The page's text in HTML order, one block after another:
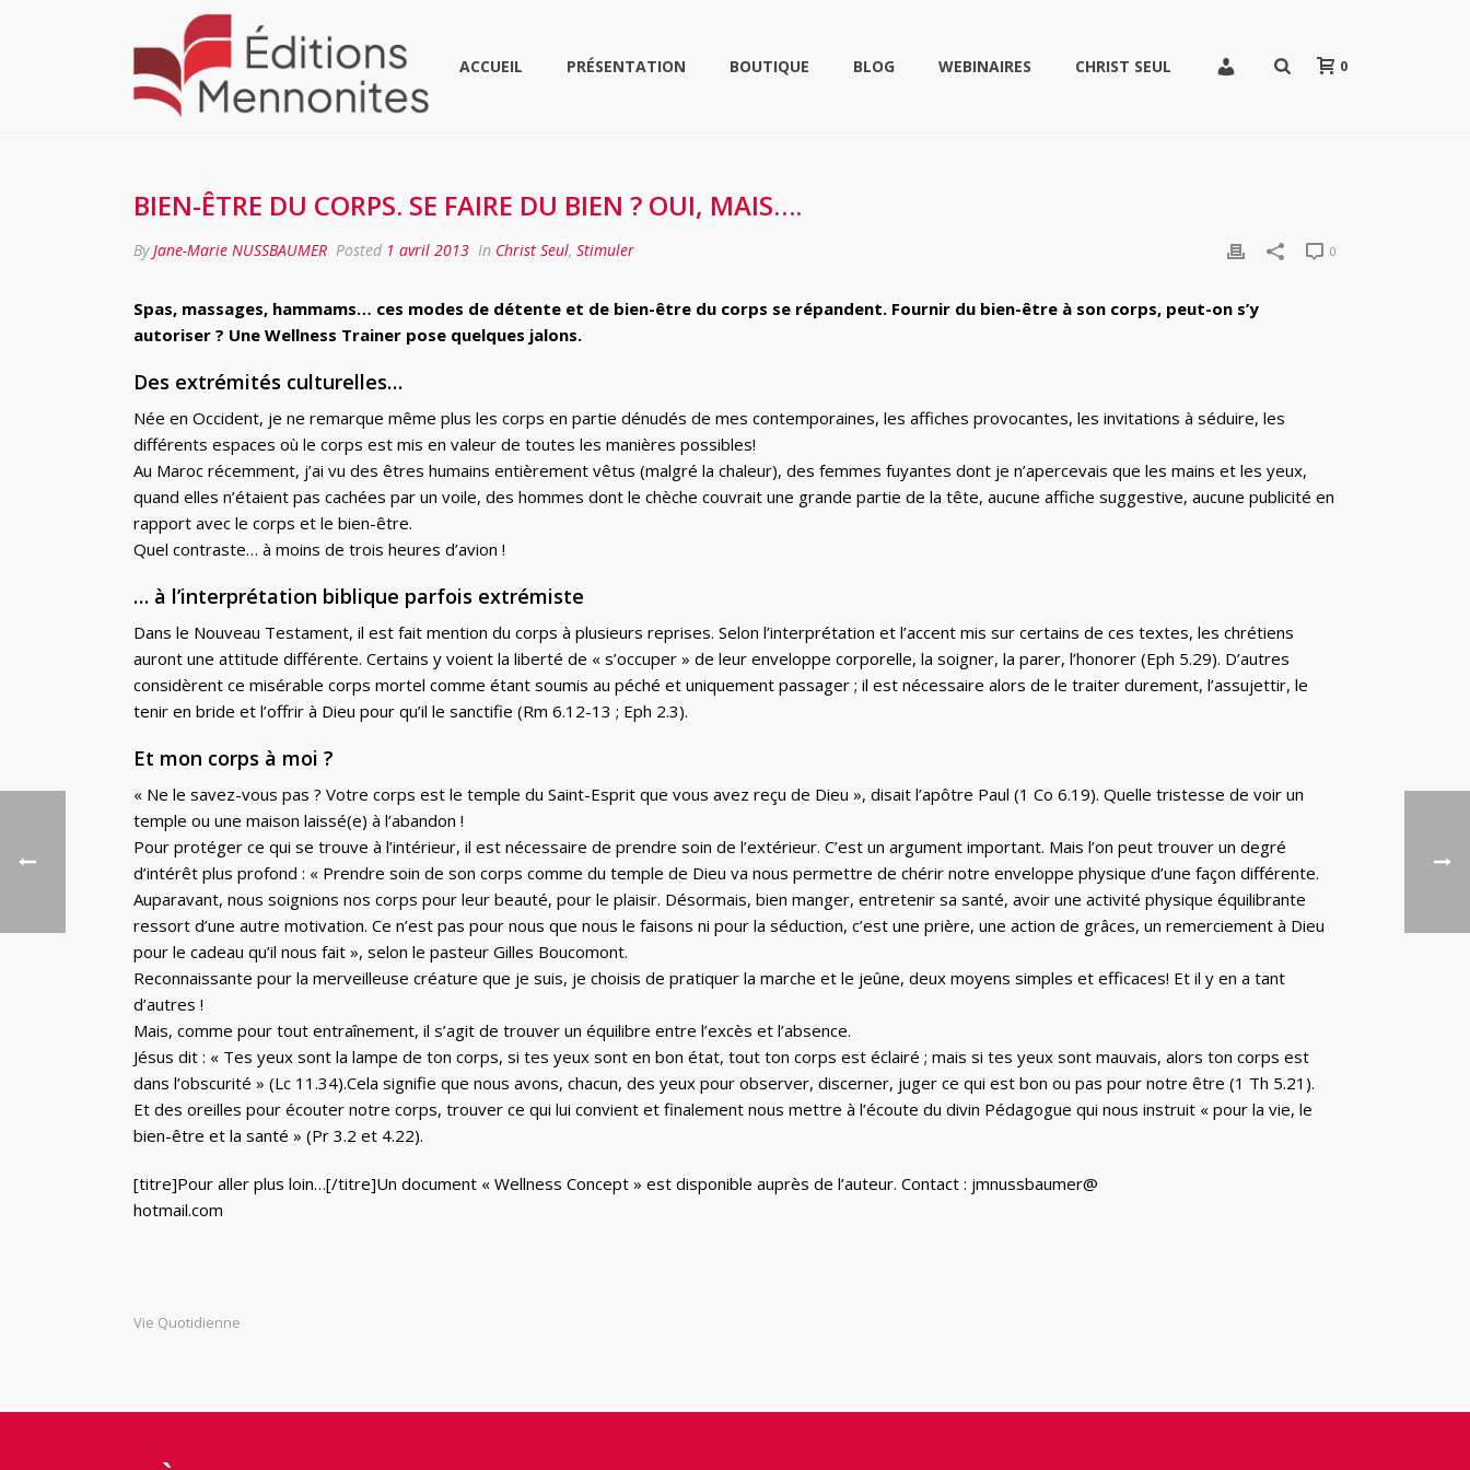
ACCUEIL PRÉSENTATION BOUTIQUE BLOG WEBINAIRES CHRIST SEUL 0
BIEN-ÊTRE DU CORPS. SE FAIRE DU BIEN ? OUI, MAIS….
ByJane-Marie NUSSBAUMER Posted 1 avril 2013 In Christ Seul, Stimuler 0
Spas, massages, hammams… ces modes de détente et de bien-être du corps se répandent. Fournir du bien-être à son corps, peut-on s’y
autoriser ? Une Wellness Trainer pose quelques jalons.
Des extrémités culturelles…
Née en Occident, je ne remarque même plus les corps en partie dénudés de mes contemporaines, les affiches provocantes, les invitations à séduire, les
différents espaces où le corps est mis en valeur de toutes les manières possibles!
Au Maroc récemment, j’ai vu des êtres humains entièrement vêtus (malgré la chaleur), des femmes fuyantes dont je n’apercevais que les mains et les yeux,
quand elles n’étaient pas cachées par un voile, des hommes dont le chèche couvrait une grande partie de la tête, aucune affiche suggestive, aucune publicité en
rapport avec le corps et le bien-être.
Quel contraste… à moins de trois heures d’avion !
… à l’interprétation biblique parfois extrémiste
Dans le Nouveau Testament, il est fait mention du corps à plusieurs reprises. Selon l’interprétation et l’accent mis sur certains de ces textes, les chrétiens
auront une attitude différente. Certains y voient la liberté de « s’occuper » de leur enveloppe corporelle, la soigner, la parer, l’honorer (Eph 5.29). D’autres
considèrent ce misérable corps mortel comme étant soumis au péché et uniquement passager ; il est nécessaire alors de le traiter durement, l’assujettir, le
tenir en bride et l’offrir à Dieu pour qu’il le sanctifie (Rm 6.12-13 ; Eph 2.3).
Et mon corps à moi ?
« Ne le savez-vous pas ? Votre corps est le temple du Saint-Esprit que vous avez reçu de Dieu », disait l’apôtre Paul (1 Co 6.19). Quelle tristesse de voir un
temple ou une maison laissé(e) à l’abandon !
Pour protéger ce qui se trouve à l’intérieur, il est nécessaire de prendre soin de l’extérieur. C’est un argument important. Mais l’on peut trouver un degré
d’intérêt plus profond : « Prendre soin de son corps comme du temple de Dieu va nous permettre de chérir notre enveloppe physique d’une façon différente.
Auparavant, nous soignions nos corps pour leur beauté, pour le plaisir. Désormais, bien manger, entretenir sa santé, avoir une activité physique équilibrante
ressort d’une autre motivation. Ce n’est pas pour nous que nous le faisons ni pour la séduction, c’est une prière, une action de grâces, un remerciement à Dieu
pour le cadeau qu’il nous fait », selon le pasteur Gilles Boucomont.
Reconnaissante pour la merveilleuse créature que je suis, je choisis de pratiquer la marche et le jeûne, deux moyens simples et efficaces! Et il y en a tant
d’autres !
Mais, comme pour tout entraînement, il s’agit de trouver un équilibre entre l’excès et l’absence.
Jésus dit : « Tes yeux sont la lampe de ton corps, si tes yeux sont en bon état, tout ton corps est éclairé ; mais si tes yeux sont mauvais, alors ton corps est
dans l’obscurité » (Lc 11.34).Cela signifie que nous avons, chacun, des yeux pour observer, discerner, juger ce qui est bon ou pas pour notre être (1 Th 5.21).
Et des oreilles pour écouter notre corps, trouver ce qui lui convient et finalement nous mettre à l’écoute du divin Pédagogue qui nous instruit « pour la vie, le
bien-être et la santé » (Pr 3.2 et 4.22).
[titre]Pour aller plus loin…[/titre]Un document « Wellness Concept » est disponible auprès de l’auteur. Contact : jmnussbaumer@
hotmail.com
Vie Quotidienne